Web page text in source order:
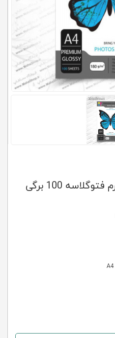
کاغذ ام جی پی 180 گرم فتوگلاسه 100 برگی